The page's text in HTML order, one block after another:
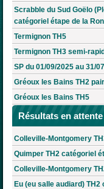
Scrabble du Sud Goëlo
catégoriel étape de la
Termignon TH5
Termignon TH3 semi-
SP du 01/09/2025 au 31/
Gréoux les Bains TH2
Gréoux les Bains TH5
Résultats en attente
Colleville-Montgomery
Quimper TH2 catégoriel
Colleville-Montgomery
Eu (eu salle audiard) TH2